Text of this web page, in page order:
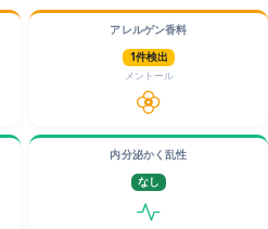
アレルゲン香料
1件検出
メントール
内分泌かく乱性
なし